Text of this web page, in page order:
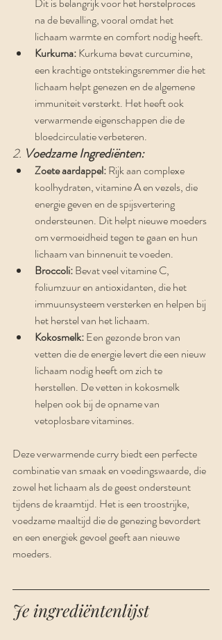
na de bevalling, vooral omdat het
lichaam warmte en comfort nodig heeft.
Kurkuma: Kurkuma bevat curcumine,
een krachtige ontstekingsremmer die het
lichaam helpt genezen en de algemene
immuniteit versterkt. Het heeft ook
verwarmende eigenschappen die de
bloedcirculatie verbeteren.
2. Voedzame Ingrediënten:
Zoete aardappel: Rijk aan complexe
koolhydraten, vitamine A en vezels, die
energie geven en de spijsvertering
ondersteunen. Dit helpt nieuwe moeders
om vermoeidheid tegen te gaan en hun
lichaam van binnenuit te voeden.
Broccoli: Bevat veel vitamine C,
foliumzuur en antioxidanten, die het
immuunsysteem versterken en helpen bij
het herstel van het lichaam.
Kokosmelk: Een gezonde bron van
vetten die de energie levert die een nieuw
lichaam nodig heeft om zich te
herstellen. De vetten in kokosmelk
helpen ook bij de opname van
vetoplosbare vitamines.
Deze verwarmende curry biedt een perfecte
combinatie van smaak en voedingswaarde, die
zowel het lichaam als de geest ondersteunt
tijdens de kraamtijd. Het is een troostrijke,
voedzame maaltijd die de genezing bevordert
en een energiek gevoel geeft aan nieuwe
moeders.
Je ingrediëntenlijst